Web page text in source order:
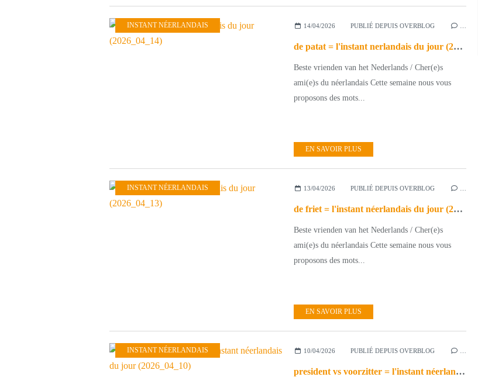
INSTANT NÉERLANDAIS 14/04/2026 PUBLIÉ DEPUIS OVERBLOG
de patat = l'instant nerlandais du jour (2026_04_14)
Beste vrienden van het Nederlands / Cher(e)s
ami(e)s du néerlandais Cette semaine nous vous
proposons des mots...
EN SAVOIR PLUS
INSTANT NÉERLANDAIS 13/04/2026 PUBLIÉ DEPUIS OVERBLOG
de friet = l'instant néerlandais du jour (2026_04_13)
Beste vrienden van het Nederlands / Cher(e)s
ami(e)s du néerlandais Cette semaine nous vous
proposons des mots...
EN SAVOIR PLUS
INSTANT NÉERLANDAIS 10/04/2026 PUBLIÉ DEPUIS OVERBLOG
president vs voorzitter = l'instant néerlandais du jour (2026_04_10)